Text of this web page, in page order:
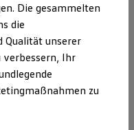
Inspektion
Nutzfahrzeuge
Die gesammelten
die
Qualität unserer
Ihr
zu